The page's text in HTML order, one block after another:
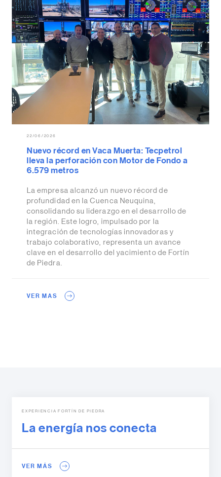
22/06/2026
Nuevo récord en Vaca Muerta: Tecpetrol
lleva la perforación con Motor de Fondo a
6.579 metros
La empresa alcanzó un nuevo récord de
profundidad en la Cuenca Neuquina,
consolidando su liderazgo en el desarrollo de
la región. Este logro, impulsado por la
integración de tecnologías innovadoras y
trabajo colaborativo, representa un avance
clave en el desarrollo del yacimiento de Fortín
de Piedra.
VER MAS
EXPERIENCIA FORTÍN DE PIEDRA
La energía nos conecta
VER MÁS